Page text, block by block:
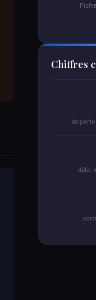
Chiffres
de perte
délai